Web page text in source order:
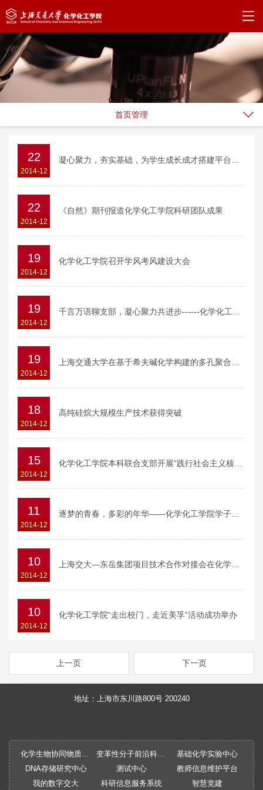
首页管理
22
2014-12
22
2014-12
《自然》期刊报道化学化工学院科研团队成果
19
2014-12
化学化工学院召开学风考风建设大会
19
2014-12
19
2014-12
18
2014-12
高纯硅烷大规模生产技术获得突破
15
2014-12
11
2014-12
10
2014-12
10
2014-12
化学化工学院“走出校门，走近美孚”活动成功举办
上一页 下一页
地址：上海市东川路800号 200240
化学生物协同物质创制全国重点实验室 变革性分子前沿科学中心
基础化学实验中心
DNA存储研究中心
测试中心
教师信息维护平台
我的数字交大
科研信息服务系统 智慧党建